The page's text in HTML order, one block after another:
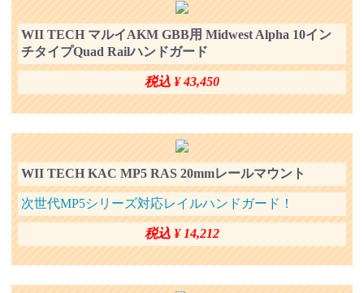
WII TECH マルイAKM GBB用 Midwest Alpha 10イン
チタイプQuad Railハンドガード
税込 ¥ 43,450
WII TECH KAC MP5 RAS 20mmレールマウント
次世代MP5シリーズ対応レイルハンドガード！
税込 ¥ 14,212